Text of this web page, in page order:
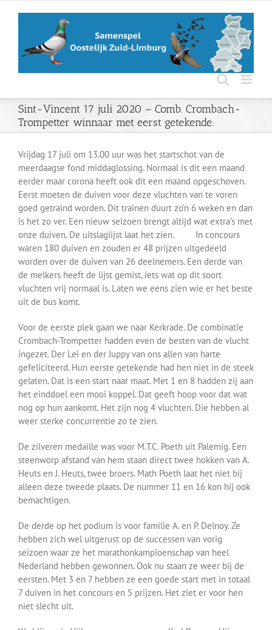
Sint-Vincent 17 juli 2020 – Comb. Crombach-
Trompetter winnaar met eerst getekende.
Vrijdag 17 juli om 13.00 uur was het startschot van de
meerdaagse fond middaglossing. Normaal is dit een maand
eerder maar corona heeft ook dit een maand opgeschoven.
Eerst moeten de duiven voor deze vluchten van te voren
goed getraind worden. Dit trainen duurt zo’n 6 weken en dan
is het zo ver. Een nieuw seizoen brengt altijd wat extra’s met
onze duiven. De uitslaglijst laat het zien. In concours
waren 180 duiven en zouden er 48 prijzen uitgedeeld
worden over de duiven van 26 deelnemers. Een derde van
de melkers heeft de lijst gemist, iets wat op dit soort
vluchten vrij normaal is. Laten we eens zien wie er het beste
uit de bus komt.
Voor de eerste plek gaan we naar Kerkrade. De combinatie
Crombach-Trompetter hadden even de besten van de vlucht
ingezet. Der Lei en der Juppy van ons allen van harte
gefeliciteerd. Hun eerste getekende had hen niet in de steek
gelaten. Dat is een start naar maat. Met 1 en 8 hadden zij aan
het einddoel een mooi koppel. Dat geeft hoop voor dat wat
nog op hun aankomt. Het zijn nog 4 vluchten. Die hebben al
weer sterke concurrentie zo te zien.
De zilveren medaille was voor M.T.C. Poeth uit Palemig. Een
steenworp afstand van hem staan direct twee hokken van A.
Heuts en J. Heuts, twee broers. Math Poeth laat het niet bij
alleen deze tweede plaats. De nummer 11 en 16 kon hij ook
bemachtigen.
De derde op het podium is voor familie A. en P. Delnoy. Ze
hebben zich wel uitgerust op de successen van vorig
seizoen waar ze het marathonkampioenschap van heel
Nederland hebben gewonnen. Ook nu staan ze weer bij de
eersten. Met 3 en 7 hebben ze een goede start met in totaal
7 duiven in het concours en 5 prijzen. Het ziet er voor hen
niet slecht uit.